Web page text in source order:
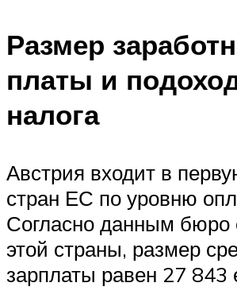
Размер
платы и
налога
Австрия входит в
стран ЕС по уровню
Согласно данным бюро
этой страны, размер
зарплаты равен 27 843